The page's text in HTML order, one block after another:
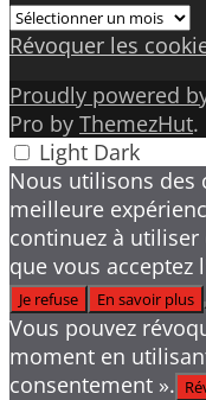
Archives
Révoquer les
Proudly powered
Pro by ThemezHut.
Light Dark
Nous utilisons des
meilleure
continuez à
que vous
Je refuse
En savoir plus
Vous pouvez
moment en
consentement ».